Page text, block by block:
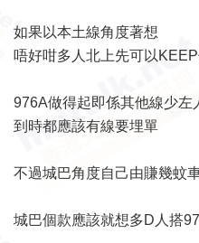
如果以本土線角度著想
唔好咁多人北上先可以
976A做得起即係其他線少左
到時都應該有線要埋單
不過城巴角度自己由賺幾蚊
城巴個款應該就想多D人搭